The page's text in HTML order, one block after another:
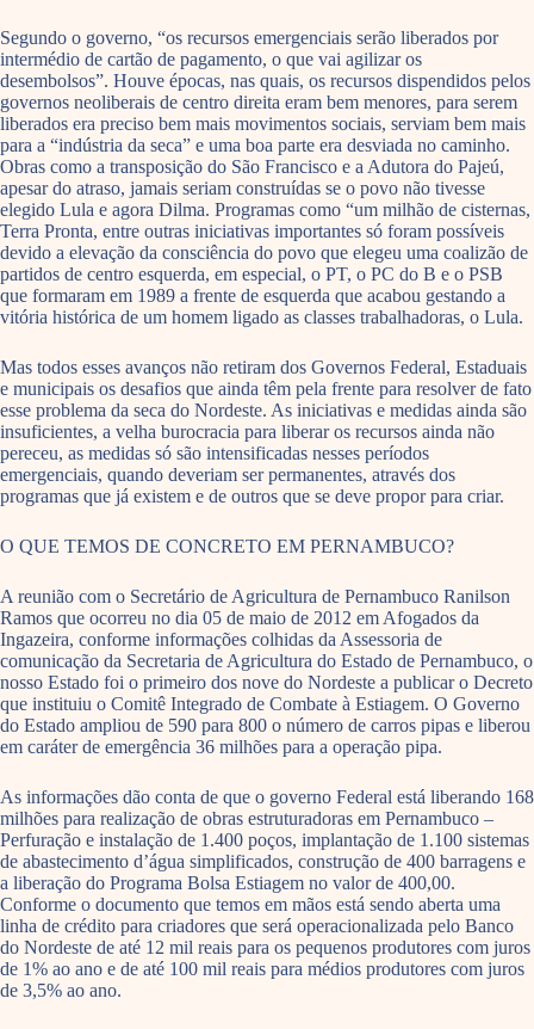
Segundo o governo, “os recursos emergenciais serão liberados por
intermédio de cartão de pagamento, o que vai agilizar os
desembolsos”. Houve épocas, nas quais, os recursos dispendidos pelos
governos neoliberais de centro direita eram bem menores, para serem
liberados era preciso bem mais movimentos sociais, serviam bem mais
para a “indústria da seca” e uma boa parte era desviada no caminho.
Obras como a transposição do São Francisco e a Adutora do Pajeú,
apesar do atraso, jamais seriam construídas se o povo não tivesse
elegido Lula e agora Dilma. Programas como “um milhão de cisternas,
Terra Pronta, entre outras iniciativas importantes só foram possíveis
devido a elevação da consciência do povo que elegeu uma coalizão de
partidos de centro esquerda, em especial, o PT, o PC do B e o PSB
que formaram em 1989 a frente de esquerda que acabou gestando a
vitória histórica de um homem ligado as classes trabalhadoras, o Lula.
Mas todos esses avanços não retiram dos Governos Federal, Estaduais
e municipais os desafios que ainda têm pela frente para resolver de fato
esse problema da seca do Nordeste. As iniciativas e medidas ainda são
insuficientes, a velha burocracia para liberar os recursos ainda não
pereceu, as medidas só são intensificadas nesses períodos
emergenciais, quando deveriam ser permanentes, através dos
programas que já existem e de outros que se deve propor para criar.
O QUE TEMOS DE CONCRETO EM PERNAMBUCO?
A reunião com o Secretário de Agricultura de Pernambuco Ranilson
Ramos que ocorreu no dia 05 de maio de 2012 em Afogados da
Ingazeira, conforme informações colhidas da Assessoria de
comunicação da Secretaria de Agricultura do Estado de Pernambuco, o
nosso Estado foi o primeiro dos nove do Nordeste a publicar o Decreto
que instituiu o Comitê Integrado de Combate à Estiagem. O Governo
do Estado ampliou de 590 para 800 o número de carros pipas e liberou
em caráter de emergência 36 milhões para a operação pipa.
As informações dão conta de que o governo Federal está liberando 168
milhões para realização de obras estruturadoras em Pernambuco –
Perfuração e instalação de 1.400 poços, implantação de 1.100 sistemas
de abastecimento d’água simplificados, construção de 400 barragens e
a liberação do Programa Bolsa Estiagem no valor de 400,00.
Conforme o documento que temos em mãos está sendo aberta uma
linha de crédito para criadores que será operacionalizada pelo Banco
do Nordeste de até 12 mil reais para os pequenos produtores com juros
de 1% ao ano e de até 100 mil reais para médios produtores com juros
de 3,5% ao ano.